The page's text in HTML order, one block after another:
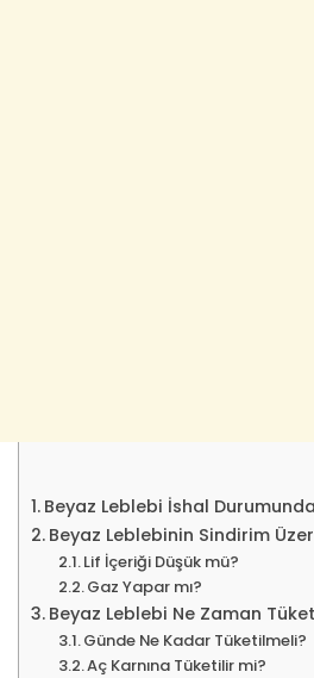
Beyaz Leblebi İshal
Beyaz Leblebinin Sindirim
Lif İçeriği Düşük mü?
Gaz Yapar mı?
Beyaz Leblebi Ne Zaman
Günde Ne Kadar Tüketilmeli?
Aç Karnına Tüketilir mi?